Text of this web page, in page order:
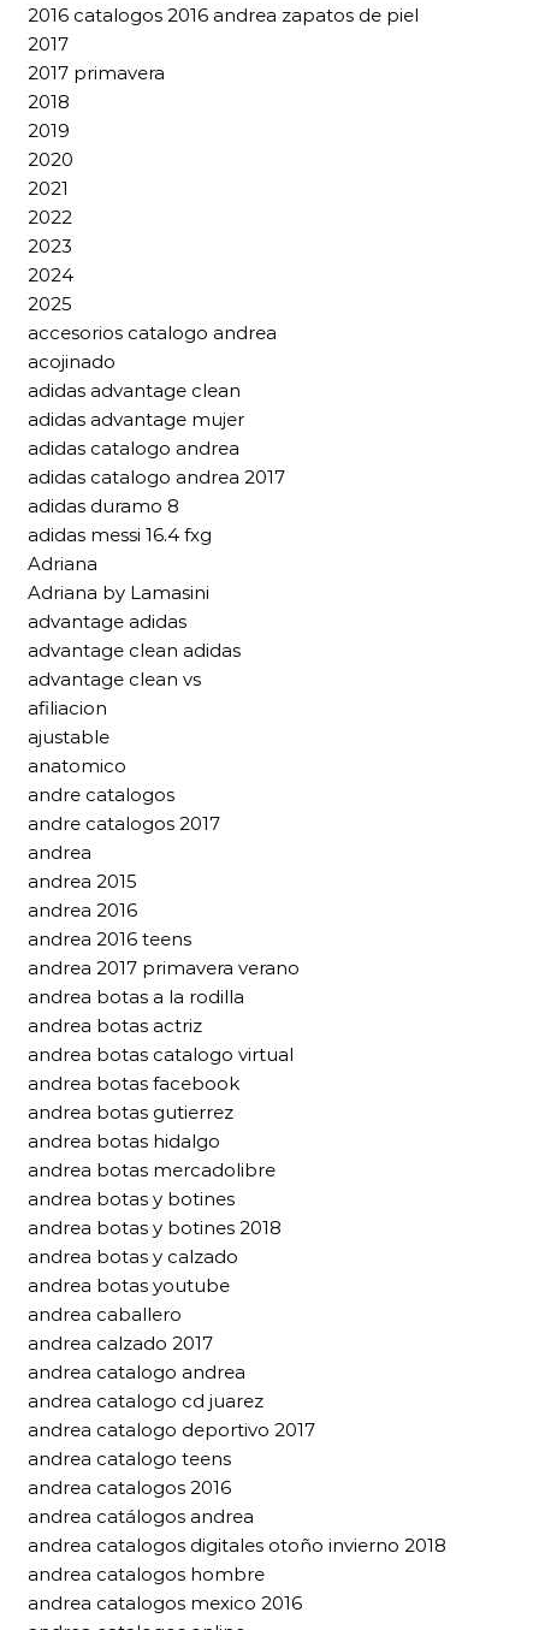
2016 catalogos 2016 andrea zapatos de piel
2017
2017 primavera
2018
2019
2020
2021
2022
2023
2024
2025
accesorios catalogo andrea
acojinado
adidas advantage clean
adidas advantage mujer
adidas catalogo andrea
adidas catalogo andrea 2017
adidas duramo 8
adidas messi 16.4 fxg
Adriana
Adriana by Lamasini
advantage adidas
advantage clean adidas
advantage clean vs
afiliacion
ajustable
anatomico
andre catalogos
andre catalogos 2017
andrea
andrea 2015
andrea 2016
andrea 2016 teens
andrea 2017 primavera verano
andrea botas a la rodilla
andrea botas actriz
andrea botas catalogo virtual
andrea botas facebook
andrea botas gutierrez
andrea botas hidalgo
andrea botas mercadolibre
andrea botas y botines
andrea botas y botines 2018
andrea botas y calzado
andrea botas youtube
andrea caballero
andrea calzado 2017
andrea catalogo andrea
andrea catalogo cd juarez
andrea catalogo deportivo 2017
andrea catalogo teens
andrea catalogos 2016
andrea catálogos andrea
andrea catalogos digitales otoño invierno 2018
andrea catalogos hombre
andrea catalogos mexico 2016